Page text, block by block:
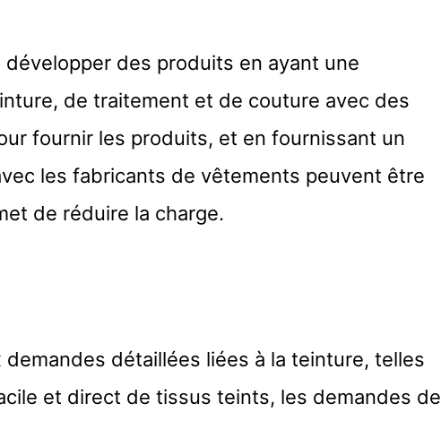
des produits en ayant une
de traitement et de couture avec des
fournir les produits, et en fournissant un
les fabricants de vêtements peuvent être
de réduire la charge.
détaillées liées à la teinture, telles
et direct de tissus teints, les demandes de